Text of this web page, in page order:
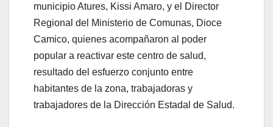
municipio Atures, Kissi Amaro, y el Director
Regional del Ministerio de Comunas, Dioce
Camico, quienes acompañaron al poder
popular a reactivar este centro de salud,
resultado del esfuerzo conjunto entre
habitantes de la zona, trabajadoras y
trabajadores de la Dirección Estadal de Salud.